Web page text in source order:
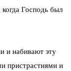
Господь был
и набивают эту
пристрастиями и